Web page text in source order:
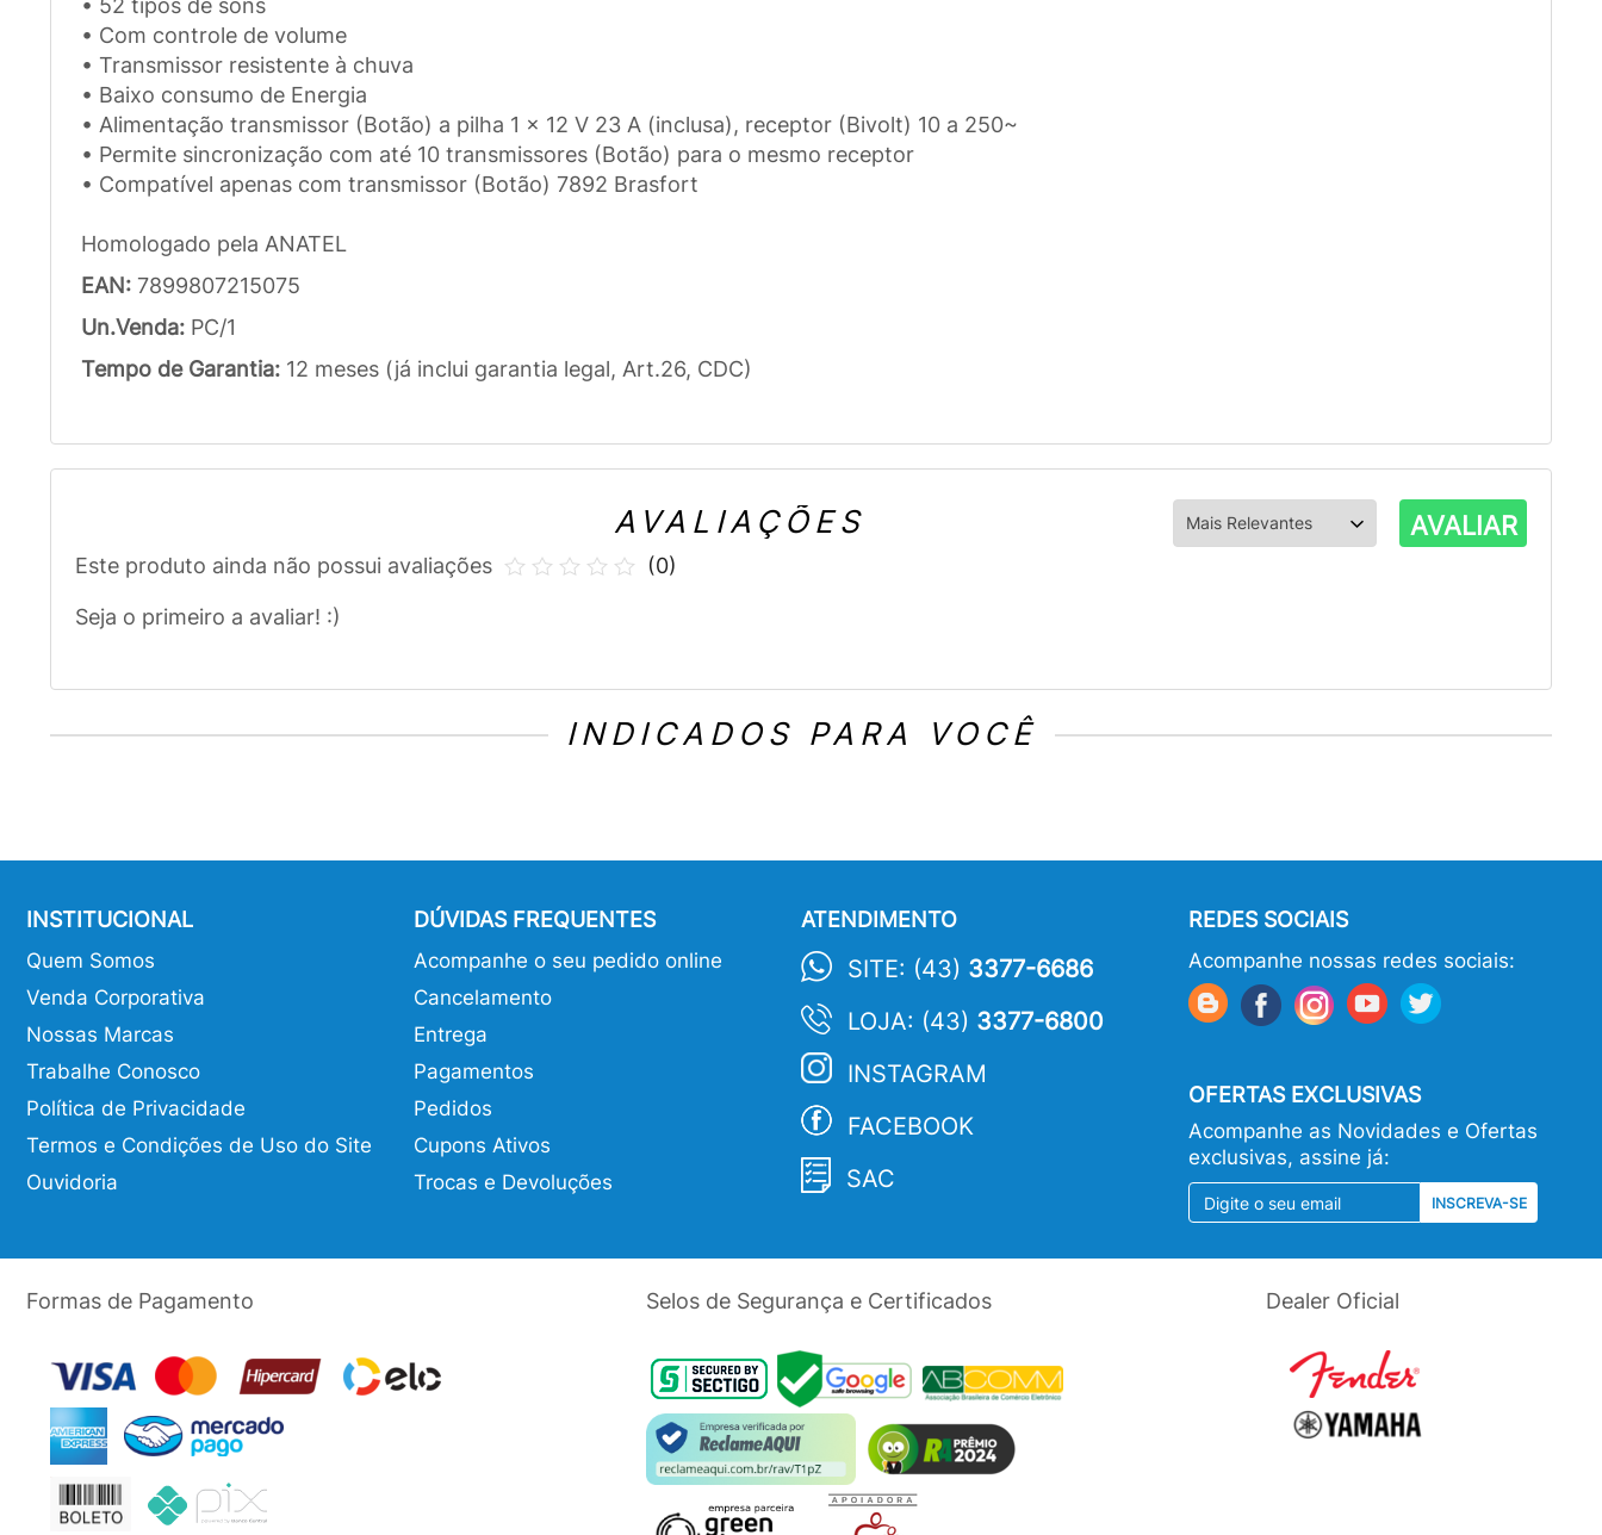
• 52 tipos de sons
• Com controle de volume
• Transmissor resistente à chuva
• Baixo consumo de Energia
• Alimentação transmissor (Botão) a pilha 1 x 12 V 23 A (inclusa), receptor (Bivolt) 10 a 250~
• Permite sincronização com até 10 transmissores (Botão) para o mesmo receptor
• Compatível apenas com transmissor (Botão) 7892 Brasfort
Homologado pela ANATEL
EAN: 7899807215075
Un.Venda: PC/1
Tempo de Garantia: 12 meses (já inclui garantia legal, Art.26, CDC)
AVALIAÇÕES AVALIAR
Este produto ainda não possui avaliações
Seja o primeiro a avaliar! :)
(0)
INDICADOS PARA VOCÊ
INSTITUCIONAL
Quem Somos
Venda Corporativa
Nossas Marcas
Trabalhe Conosco
Política de Privacidade
Termos e Condições de Uso do Site
Ouvidoria
DÚVIDAS FREQUENTES
Acompanhe o seu pedido online
Cancelamento
Entrega
Pagamentos
Pedidos
Cupons Ativos
Trocas e Devoluções
ATENDIMENTO
SITE: (43) 3377-6686
LOJA: (43) 3377-6800
INSTAGRAM
FACEBOOK
SAC
REDES SOCIAIS
Acompanhe nossas redes sociais:
OFERTAS EXCLUSIVAS
Acompanhe as Novidades e Ofertas
exclusivas, assine já:
INSCREVA-SE
Formas de Pagamento Selos de Segurança e Certificados Dealer Oficial